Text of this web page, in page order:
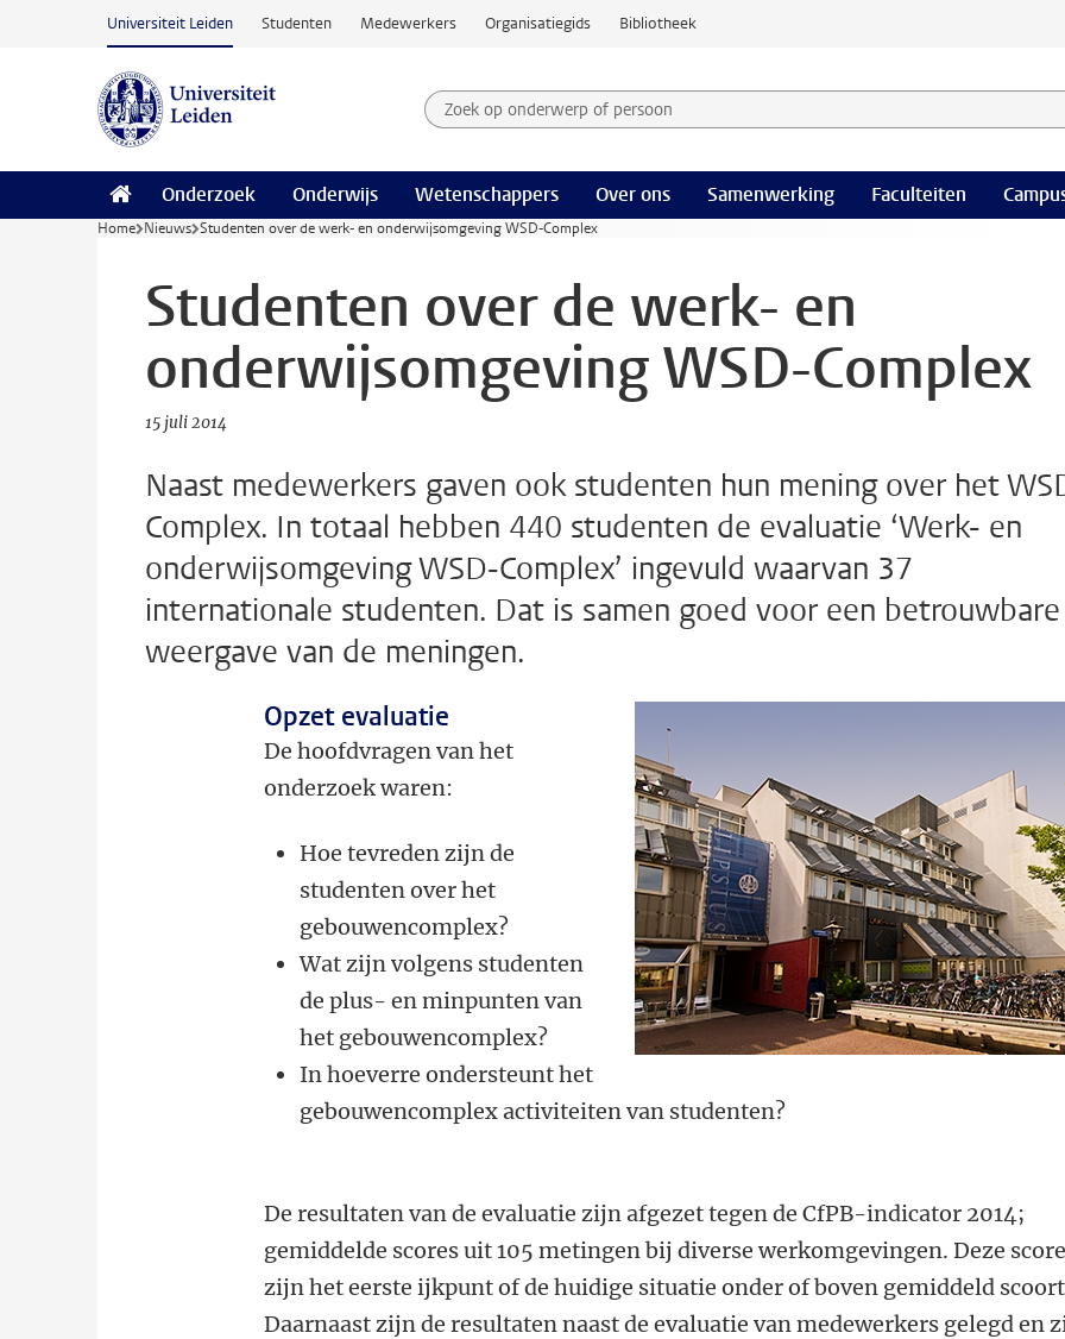
Ga naar hoofdinhoud
Universiteit Leiden Studenten Medewerkers Organisatiegids Bibliotheek
Zoek op onderwerp of persoon en selecteer categorie
Zoekterm
Onderzoek Onderwijs Wetenschappers Over ons Samenwerking Faculteiten
Home Nieuws Studenten over de werk- en onderwijsomgeving WSD-Complex
Studenten over de werk- en
onderwijsomgeving WSD-Complex
15 juli 2014
Naast medewerkers gaven ook studenten hun mening over het
Complex. In totaal hebben 440 studenten de evaluatie ‘Werk- en
onderwijsomgeving WSD-Complex’ ingevuld waarvan 37
internationale studenten. Dat is samen goed voor een betrouwbare
weergave van de meningen.
Opzet evaluatie
De hoofdvragen van het
onderzoek waren:
Hoe tevreden zijn de
studenten over het
gebouwencomplex?
Wat zijn volgens studenten
de plus- en minpunten van
het gebouwencomplex?
In hoeverre ondersteunt het
gebouwencomplex activiteiten van studenten?
De resultaten van de evaluatie zijn afgezet tegen de CfPB-indicator 2014;
gemiddelde scores uit 105 metingen bij diverse werkomgevingen. Deze
zijn het eerste ijkpunt of de huidige situatie onder of boven gemiddeld
Daarnaast zijn de resultaten naast de evaluatie van medewerkers gelegd en